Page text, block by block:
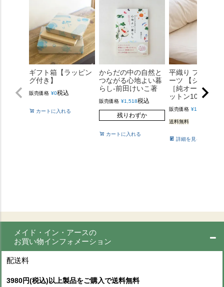
ギフト箱【ラッピン
グ付き】
販売価格 ¥0税込
カートに入れる
からだの中の自然と
つながる心地よい暮
らし-前田けいこ著
販売価格 ¥1,518税込
残りわずか
カートに入れる
平織り フラット
ーツ 【シングル
［純オーガニッ
ットン100%］
販売価格 ¥12,100
送料無料
詳細を見る
メイド・イン・アースの
お買い物インフォメーション
配送料
3980円(税込)以上製品をご購入で送料無料